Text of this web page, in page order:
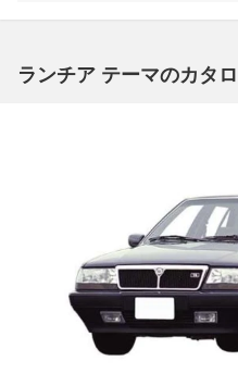
ランチア テーマのカタ